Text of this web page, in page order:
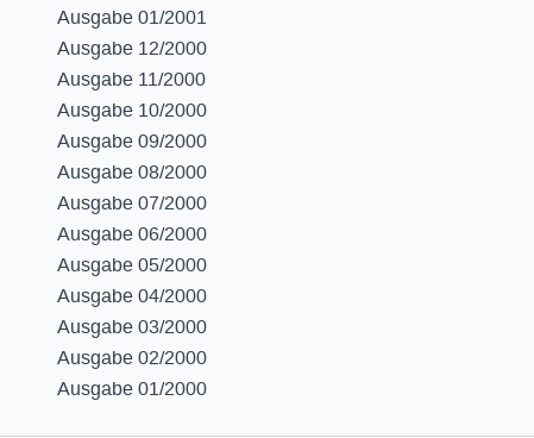
Ausgabe 01/2001
Ausgabe 12/2000
Ausgabe 11/2000
Ausgabe 10/2000
Ausgabe 09/2000
Ausgabe 08/2000
Ausgabe 07/2000
Ausgabe 06/2000
Ausgabe 05/2000
Ausgabe 04/2000
Ausgabe 03/2000
Ausgabe 02/2000
Ausgabe 01/2000